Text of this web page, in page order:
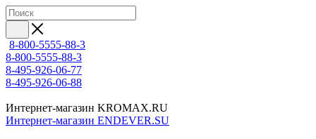
8-800-5555-88-3
8-800-5555-88-3
8-495-926-06-77
8-495-926-06-88
Интернет-магазин KROMAX.RU
Интернет-магазин ENDEVER.SU